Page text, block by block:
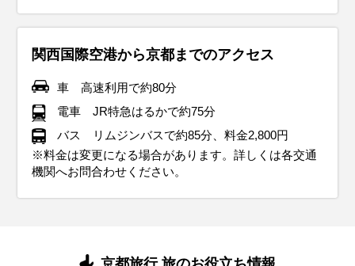
ャ祭（長岡京市）、清水寺 夜間特別拝観（京都市）、東寺 夜の特
別拝観（京都市）、世界遺産仁和寺 雲海ライトアップ（京都
灯篭（貴船神社・京都市）、嵯峨野トロッコ列車「光の幻想列
車」（嵯峨～亀岡）、京都丹波KAMEOKA夢ナリエ（亀岡市）、
聖護院だいこん（旬）
い弘法（京都市）、八坂神社 をけら詣り（京都市）、北野天満宮
終い天神（京都市）、京都丹波KAMEOKA夢ナリエ（亀岡市）光
のベージェント ～TWINKLE JOYO～（城陽市）、九条ねぎ
灯廊（美山かやぶきの里・南丹市）、文殊堂十日ゑびす（智恩
寺・宮津市）、NAKED光の神苑 平安神宮（京都市）、九条ねぎ
（旬）、聖護院だいこん（旬）
神社・木津川市）、梅花祭（北野天満宮・京都市）、しだれ梅
（城南宮・京都市）、青谷梅林 梅まつり（城陽市）、九条ねぎ
（旬）
（舞鶴市）、宮津祭（宮津市）、京たけのこ（旬）、宇治茶（新
茶）
神社・宇治市）、丹州観音寺 あじさいまつり（福知山市）、舞鶴
自然文化園アジサイまつり（舞鶴市）、万願寺とうがらし（旬）
り（八幡市）、天橋立文殊堂 出船祭（宮津市）、間人みなと祭
（京丹後市）、みなと舞鶴ちゃったまつり（舞鶴市）、あやべ水
無月まつり（綾部市）、賀茂なす（旬）、万願寺とうがらし
関西国際空港から京都までのアクセス
車 高速利用で約80分
電車 JR特急はるかで約75分
バス リムジンバスで約85分、料金2,800円
※料金は変更になる場合があります。詳しくは各交通
機関へお問合わせください。